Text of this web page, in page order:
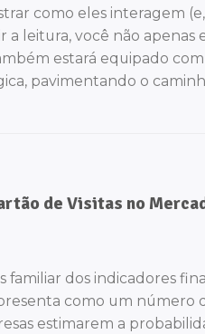
como eles interagem (e,
a leitura, você não apenas
estará equipado
pavimentando o
de Visitas no
familiar dos indicadores
como um número
estimarem a